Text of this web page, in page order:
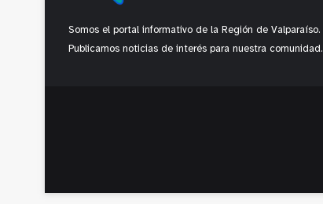
Somos el portal informativo de la Región de Valparaíso.
Publicamos noticias de interés para nuestra comunidad.